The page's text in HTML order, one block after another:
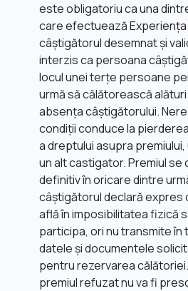
este obligatoriu ca una
care efectuează Experiența
câștigătorul desemnat și
interzis ca persoana
locul unei terțe persoane
urmă să călătorească
absența câștigătorului.
condiții conduce la
a dreptului asupra
un alt castigator. Premiul
definitiv în oricare dintre
câștigătorul declară expres
află în imposibilitatea fizică
participa, ori nu transmite
datele și documentele
pentru rezervarea
premiul refuzat nu va fi